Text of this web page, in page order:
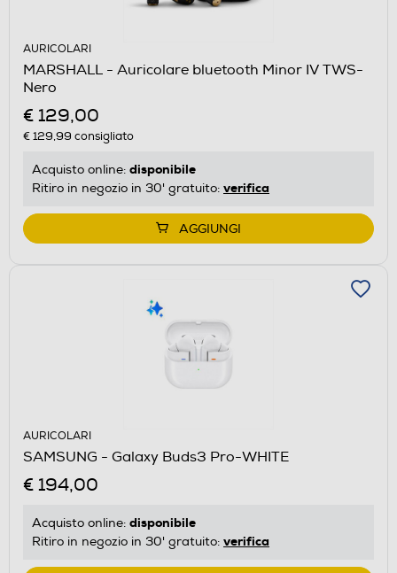
AURICOLARI
MARSHALL - Auricolare bluetooth Minor IV TWS-
Nero
€ 129,00
€ 129,99 consigliato
Acquisto online: disponibile
Ritiro in negozio in 30' gratuito: verifica
AGGIUNGI
AURICOLARI
SAMSUNG - Galaxy Buds3 Pro-WHITE
€ 194,00
Acquisto online: disponibile
Ritiro in negozio in 30' gratuito: verifica